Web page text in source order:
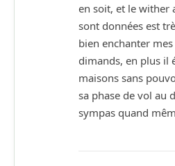
en soit, et le wither
sont données est
bien enchanter
dimands, en plus il
maisons sans
sa phase de vol au
sympas quand